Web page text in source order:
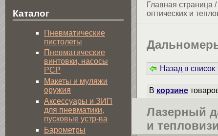
Главная страница /
оптических и
Назад в список
В корзине
Лазерный
и
Каталог
Пнев­ма­ти­чес­кие
пистолеты
Пневматические
винтовки, насосы
PCP
Макеты и муляжи
оружия
Аксессуары и ЗИП
для пневматики,
пусковые устр-ва
Барометры